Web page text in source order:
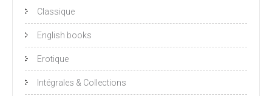
Classique
English books
Erotique
Intégrales & Collections